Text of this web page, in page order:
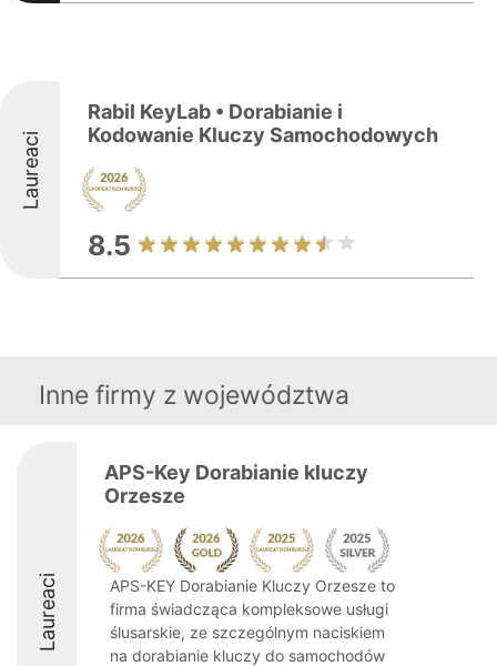
Laureaci
Rabil KeyLab • Dorabianie i
Kodowanie Kluczy Samochodowych
8.5
Inne firmy z województwa
Laureaci
APS-Key Dorabianie kluczy
Orzesze
APS-KEY Dorabianie Kluczy Orzesze to
firma świadcząca kompleksowe usługi
ślusarskie, ze szczególnym naciskiem
na dorabianie kluczy do samochodów